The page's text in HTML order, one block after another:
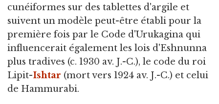
cunéiformes sur des tablettes d'argile et
suivent un modèle peut-être établi pour la
première fois par le Code d'Urukagina qui
influencerait également les lois d'Eshnunna
plus tradives (c. 1930 av. J.-C.), le code du roi
Lipit-Ishtar (mort vers 1924 av. J.-C.) et celui
de Hammurabi.